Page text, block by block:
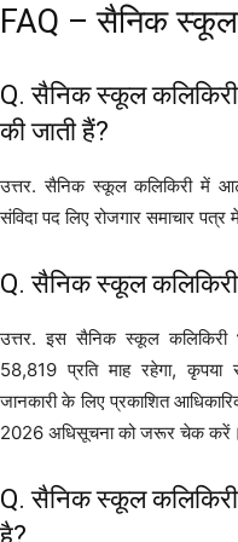
FAQ – सैनिक स्कूल
Q. सैनिक स्कूल कलिकिरी
की जाती हैं?
उत्तर. सैनिक स्कूल कलिकिरी में
संविदा पद लिए रोजगार समाचार
Q. सैनिक स्कूल कलिकिरी
उत्तर. इस सैनिक स्कूल कलिकिरी
58,819 प्रति माह रहेगा,
जानकारी के लिए प्रकाशित
2026 अधिसूचना को जरूर चेक करें।
Q. सैनिक स्कूल कलिकिरी
है?